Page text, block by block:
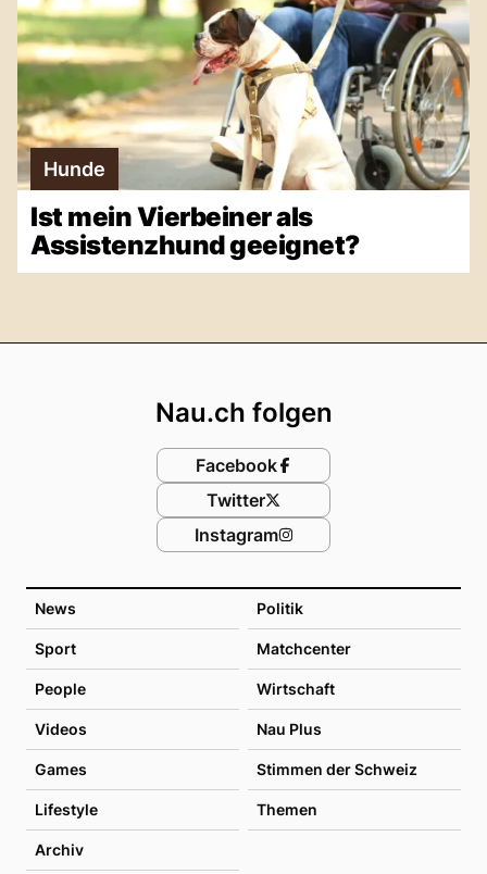
Hunde
Ist mein Vierbeiner als
Assistenzhund geeignet?
News Politik
Sport Matchcenter
People Wirtschaft
Videos Nau Plus
Games Stimmen der Schweiz
Lifestyle Themen
Archiv
Nau.ch folgen
Facebook
Twitter
Instagram